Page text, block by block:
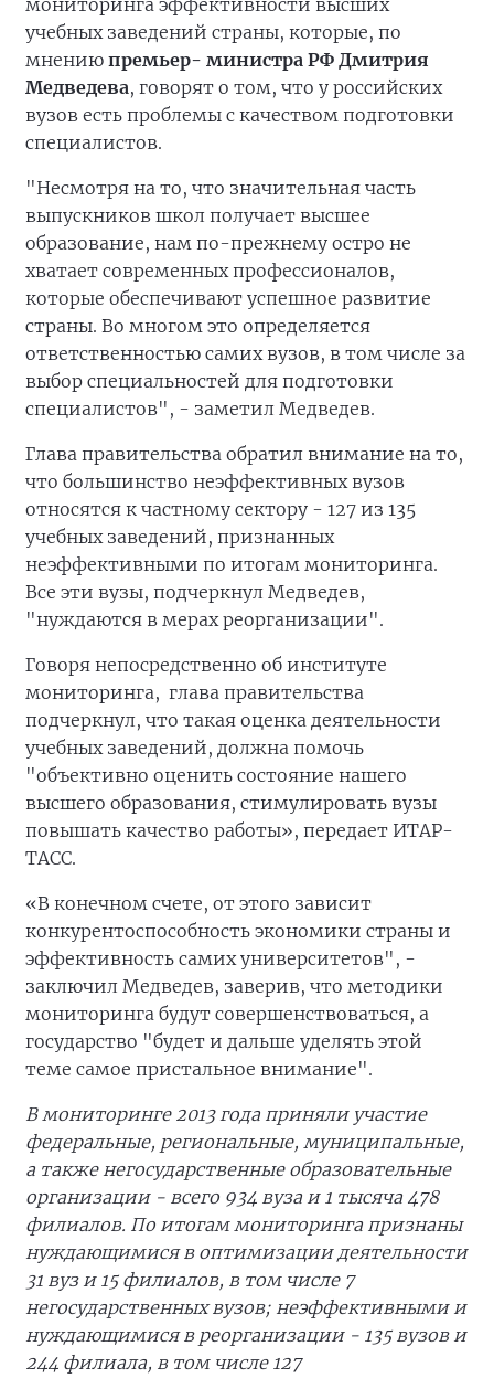
мониторинга эффективности высших
учебных заведений страны, которые, по
мнению премьер- министра РФ Дмитрия
Медведева, говорят о том, что у российских
вузов есть проблемы с качеством подготовки
специалистов.
"Несмотря на то, что значительная часть
выпускников школ получает высшее
образование, нам по-прежнему остро не
хватает современных профессионалов,
которые обеспечивают успешное развитие
страны. Во многом это определяется
ответственностью самих вузов, в том числе за
выбор специальностей для подготовки
специалистов", - заметил Медведев.
Глава правительства обратил внимание на то,
что большинство неэффективных вузов
относятся к частному сектору - 127 из 135
учебных заведений, признанных
неэффективными по итогам мониторинга.
Все эти вузы, подчеркнул Медведев,
"нуждаются в мерах реорганизации".
Говоря непосредственно об институте
мониторинга, глава правительства
подчеркнул, что такая оценка деятельности
учебных заведений, должна помочь
"объективно оценить состояние нашего
высшего образования, стимулировать вузы
повышать качество работы», передает ИТАР-
ТАСС.
«В конечном счете, от этого зависит
конкурентоспособность экономики страны и
эффективность самих университетов", -
заключил Медведев, заверив, что методики
мониторинга будут совершенствоваться, а
государство "будет и дальше уделять этой
теме самое пристальное внимание".
В мониторинге 2013 года приняли участие
федеральные, региональные, муниципальные,
а также негосударственные образовательные
организации - всего 934 вуза и 1 тысяча 478
филиалов. По итогам мониторинга признаны
нуждающимися в оптимизации деятельности
31 вуз и 15 филиалов, в том числе 7
негосударственных вузов; неэффективными и
нуждающимися в реорганизации - 135 вузов и
244 филиала, в том числе 127